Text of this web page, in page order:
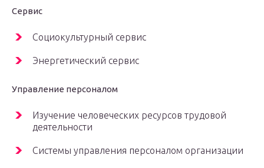
Сервис
Социокультурный сервис
Энергетический сервис
Управление персоналом
Изучение человеческих ресурсов трудовой
деятельности
Системы управления персоналом организации